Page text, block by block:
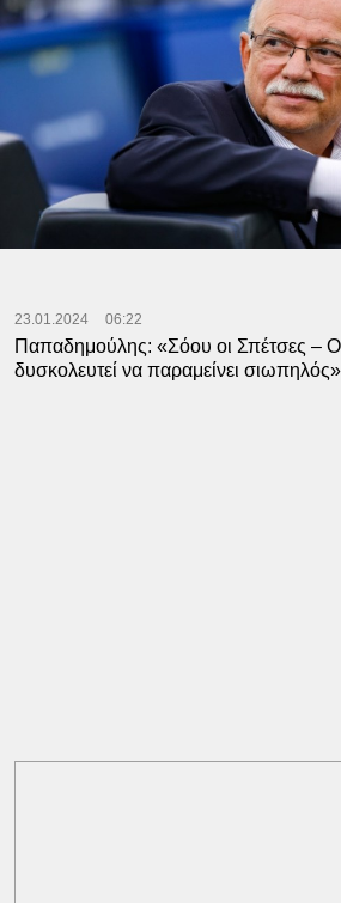
23.01.2024 06:22
Παπαδημούλης: «Σόου οι Σπέτσες –
δυσκολευτεί να παραμείνει